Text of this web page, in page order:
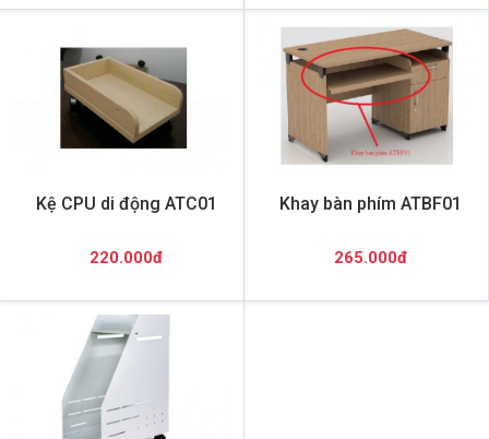
Kệ CPU di động ATC01
220.000đ
Khay bàn phím ATBF01
265.000đ